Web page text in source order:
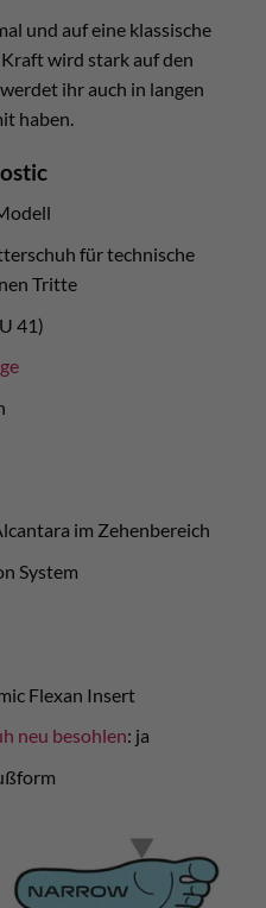
und auf eine klassische
wird stark auf den
ihr auch in langen
haben.
für technische
Tritte
41)
im Zehenbereich
System
Flexan Insert
neu besohlen: ja